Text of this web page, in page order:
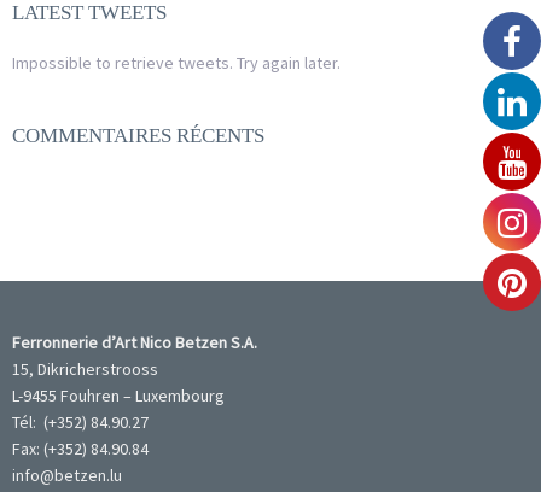
LATEST TWEETS
Impossible to retrieve tweets. Try again later.
COMMENTAIRES RÉCENTS
Ferronnerie d’Art Nico Betzen S.A.
15, Dikricherstrooss
L-9455 Fouhren – Luxembourg
Tél: (+352) 84.90.27
Fax: (+352) 84.90.84
info@betzen.lu